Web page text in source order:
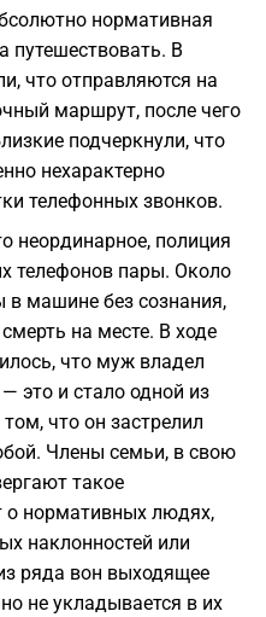
нормативная
путешествовать. В
что отправляются на
маршрут, после чего
подчеркнули, что
нехарактерно
телефонных звонков.
неординарное, полиция
телефонов пары. Около
машине без сознания,
на месте. В ходе
что муж владел
это и стало одной из
что он застрелил
Члены семьи, в свою
такое
о нормативных людях,
наклонностей или
ряда вон выходящее
не укладывается в их